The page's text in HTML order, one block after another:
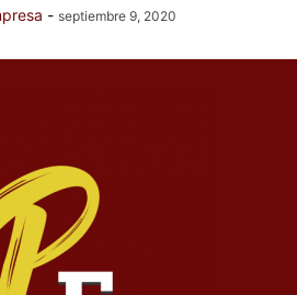
- septiembre 9, 2020